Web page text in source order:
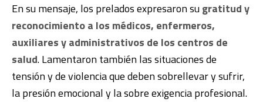
En su mensaje, los prelados expresaron sugratitud y
reconocimiento a los médicos, enfermeros,
auxiliares y administrativos de los centros de
salud. Lamentaron también las situaciones de
tensión y de violencia que deben sobrellevar y sufrir,
la presión emocional y la sobre exigencia profesional.